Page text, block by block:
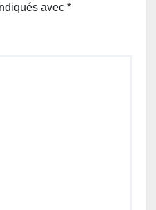
avec *